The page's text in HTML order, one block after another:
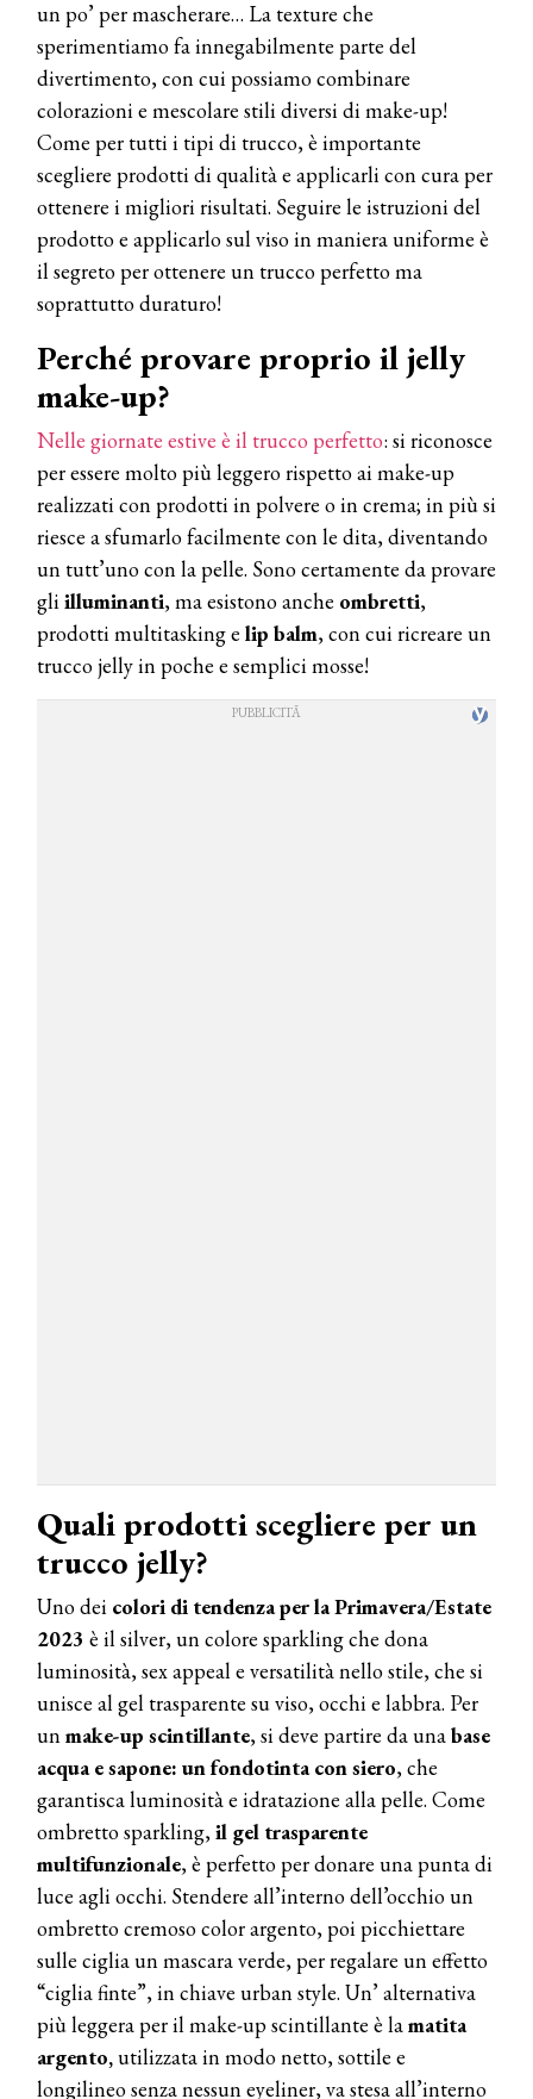
un po’ per mascherare… La texture che
sperimentiamo fa innegabilmente parte del
divertimento, con cui possiamo combinare
colorazioni e mescolare stili diversi di make-up!
Come per tutti i tipi di trucco, è importante
scegliere prodotti di qualità e applicarli con cura per
ottenere i migliori risultati. Seguire le istruzioni del
prodotto e applicarlo sul viso in maniera uniforme è
il segreto per ottenere un trucco perfetto ma
soprattutto duraturo!
Perché provare proprio il jelly
make-up?
Nelle giornate estive è il trucco perfetto: si riconosce
per essere molto più leggero rispetto ai make-up
realizzati con prodotti in polvere o in crema; in più si
riesce a sfumarlo facilmente con le dita, diventando
un tutt’uno con la pelle. Sono certamente da provare
gliilluminanti, ma esistono anche ombretti,
prodotti multitasking e lip balm, con cui ricreare un
trucco jelly in poche e semplici mosse!
Quali prodotti scegliere per un
trucco jelly?
Uno dei colori di tendenza per la Primavera/Estate
2023 è il silver, un colore sparkling che dona
luminosità, sex appeal e versatilità nello stile, che si
unisce al gel trasparente su viso, occhi e labbra. Per
unmake-up scintillante, si deve partire da unabase
acqua e sapone: un fondotinta con siero, che
garantisca luminosità e idratazione alla pelle. Come
ombretto sparkling,il gel trasparente
multifunzionale, è perfetto per donare una punta di
luce agli occhi. Stendere all’interno dell’occhio un
ombretto cremoso color argento, poi picchiettare
sulle ciglia un mascara verde, per regalare un effetto
“ciglia finte”, in chiave urban style. Un’ alternativa
più leggera per il make-up scintillante è lamatita
argento,utilizzata in modo netto, sottile e
longilineo senza nessun eyeliner, va stesa all’interno